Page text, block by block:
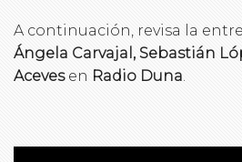
A continuación, revisa la
Ángela Carvajal, Sebastián
Acevesen Radio Duna.